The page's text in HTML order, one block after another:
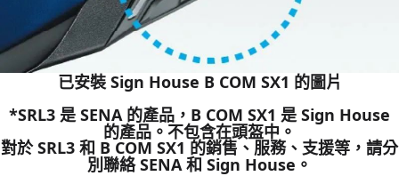
已安裝 Sign House B COM SX1 的圖片
*SRL3 是 SENA 的產品，B COM SX1 是 Sign House
的產品。不包含在頭盔中。
對於 SRL3 和 B COM SX1 的銷售、服務、支援等，請分
別聯絡 SENA 和 Sign House。